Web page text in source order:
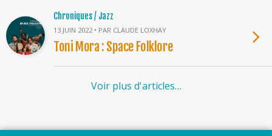
Chroniques / Jazz
13 JUIN 2022 • PAR CLAUDE LOXHAY
Toni Mora : Space Folklore
Voir plus d'articles…